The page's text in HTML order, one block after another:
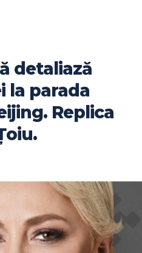
detaliază
la parada
Replica